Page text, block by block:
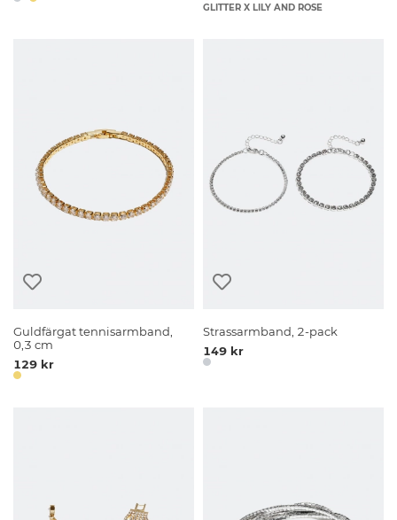
GLITTER X LILY AND ROSE
Guldfärgat tennisarmband,
0,3 cm
129 kr
Strassarmband, 2-pack
149 kr